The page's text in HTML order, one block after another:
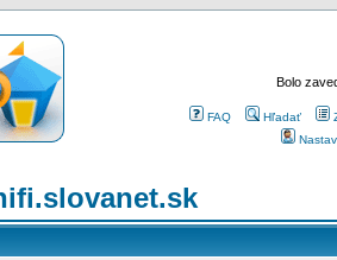
Bolo
FAQ Hľadať